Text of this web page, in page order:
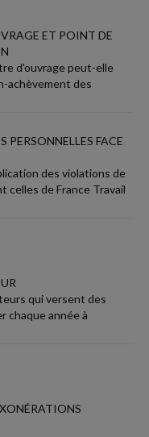
ET POINT DE
d'ouvrage peut-elle
achèvement des
PERSONNELLES FACE
des violations de
celles de France Travail
qui versent des
chaque année à